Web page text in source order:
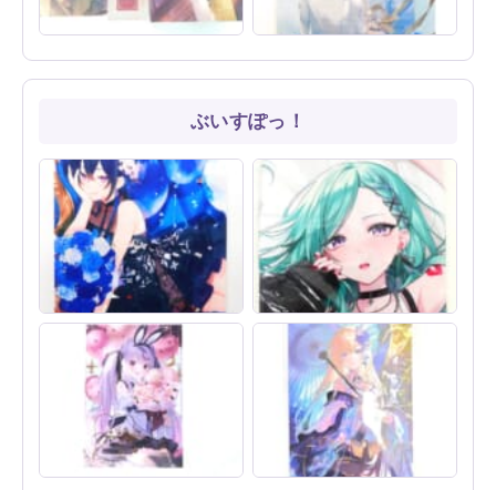
トワレ 47ｍL 香水＋ポスト
生日2021グッズ B2タペスト
ぶいすぽっ！
限定感たっぷり！ぶいすぽ
っ！一ノ瀬うるは 3周年記念
タペストリー 買取しました！
【買取実績】ぶいすぽっ! 八
雲べに 活動3周年記念2024
抱き枕カバーをお売りいただ
きました！